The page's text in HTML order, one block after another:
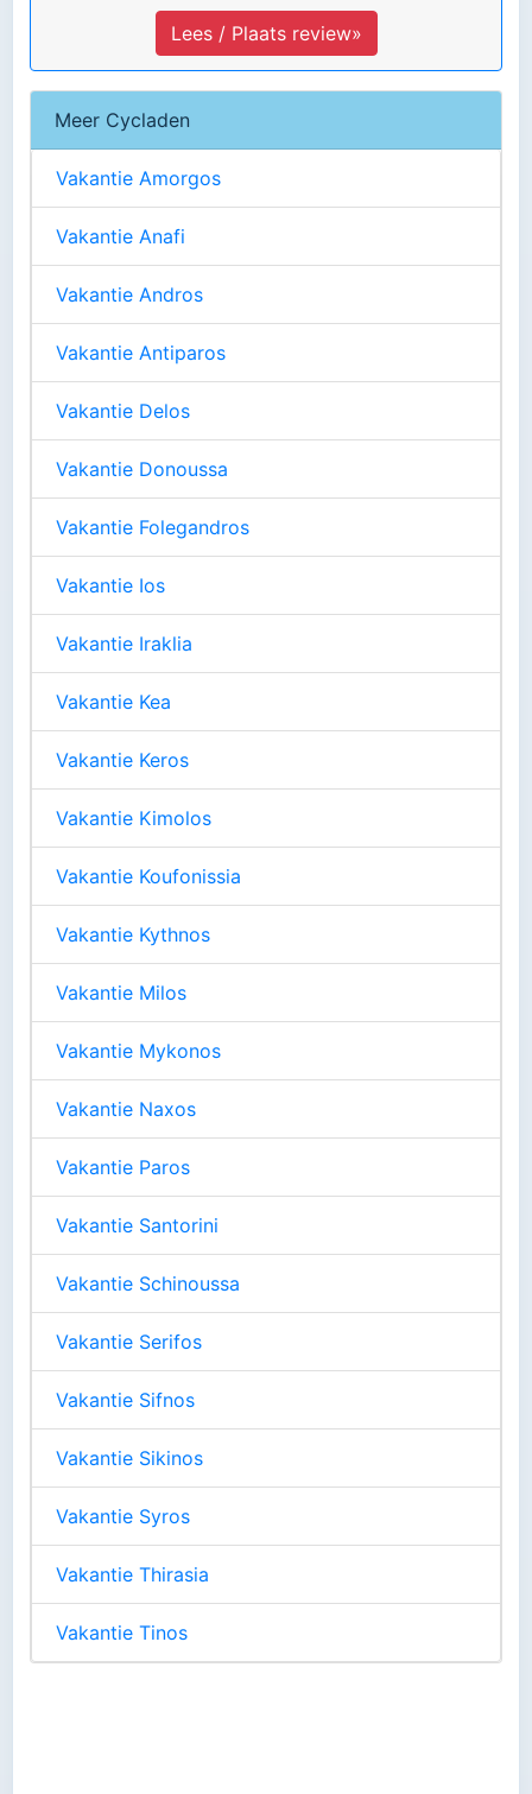
Lees / Plaats review»
Meer Cycladen
Vakantie Amorgos
Vakantie Anafi
Vakantie Andros
Vakantie Antiparos
Vakantie Delos
Vakantie Donoussa
Vakantie Folegandros
Vakantie Ios
Vakantie Iraklia
Vakantie Kea
Vakantie Keros
Vakantie Kimolos
Vakantie Koufonissia
Vakantie Kythnos
Vakantie Milos
Vakantie Mykonos
Vakantie Naxos
Vakantie Paros
Vakantie Santorini
Vakantie Schinoussa
Vakantie Serifos
Vakantie Sifnos
Vakantie Sikinos
Vakantie Syros
Vakantie Thirasia
Vakantie Tinos